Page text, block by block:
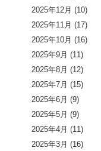
2025年12月 (10)
2025年11月 (17)
2025年10月 (16)
2025年9月 (11)
2025年8月 (12)
2025年7月 (15)
2025年6月 (9)
2025年5月 (9)
2025年4月 (11)
2025年3月 (16)